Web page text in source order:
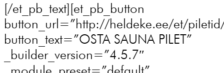
[/et_pb_text][et_pb_button
button_url=”http://heldeke.ee/et/
button_text=”OSTA SAUNA PILET”
_builder_version=”4.5.7″